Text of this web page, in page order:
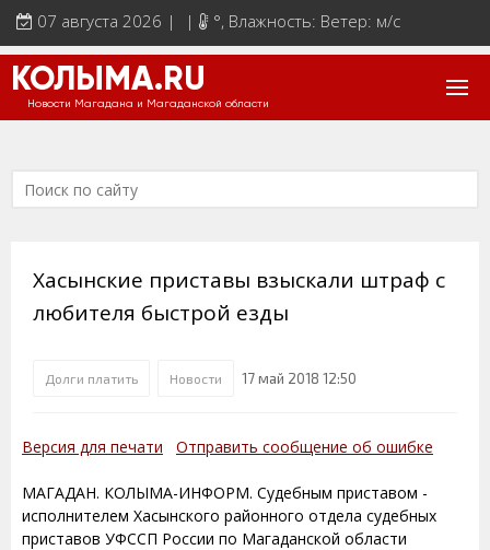
07 августа 2026 | | °, Влажность: Ветер: м/с
КОЛЫМА.RU
Новости Магадана и Магаданской области
Хасынские приставы взыскали штраф с
любителя быстрой езды
Долги платить Новости 17 май 2018 12:50
Версия для печати Отправить сообщение об ошибке
МАГАДАН. КОЛЫМА-ИНФОРМ. Судебным приставом -
исполнителем Хасынского районного отдела судебных
приставов УФССП России по Магаданской области